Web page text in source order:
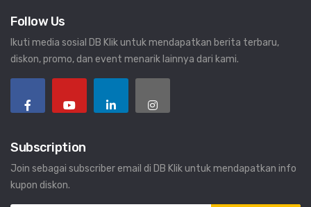
Follow Us
Ikuti media sosial DB Klik untuk mendapatkan berita terbaru,
diskon, promo, dan event menarik lainnya dari kami.
Subscription
Join sebagai subscriber email di DB Klik untuk mendapatkan info
kupon diskon.